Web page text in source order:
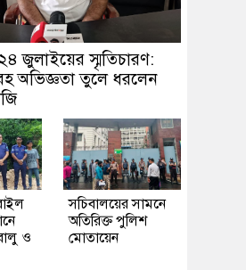
জুলাইয়ের স্মৃতিচারণ:
অভিজ্ঞতা তুলে ধরলেন
ও
সচিবালয়ের সামনে
অতিরিক্ত পুলিশ
মোতায়েন